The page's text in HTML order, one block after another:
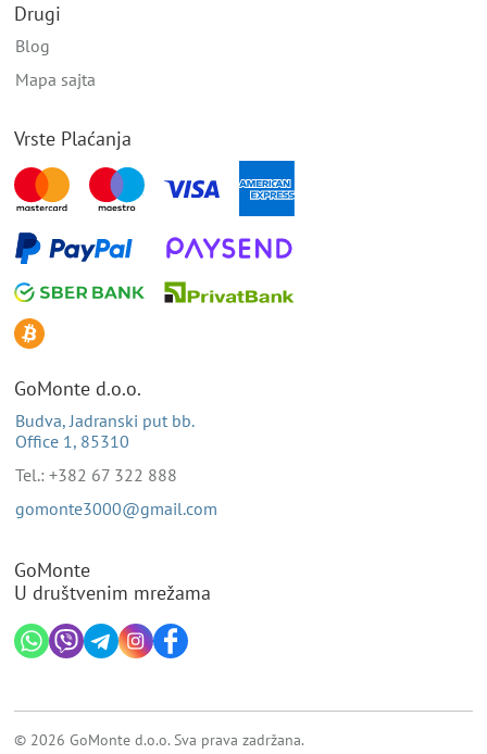
Drugi
Blog
Mapa sajta
Vrste Plaćanja
GoMonte d.o.o.
Budva, Jadranski put bb.
Office 1, 85310
Tel.: +382 67 322 888
gomonte3000@gmail.com
GoMonte
U društvenim mrežama
© 2026 GoMonte d.o.o. Sva prava zadržana.